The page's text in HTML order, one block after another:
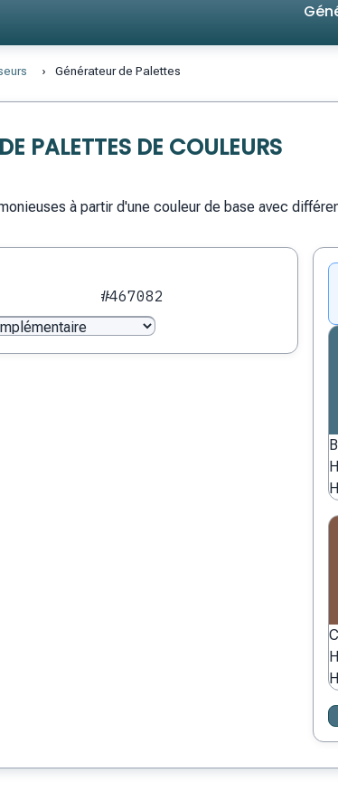
› Générateur de Palettes
PALETTES DE COULEURS
à partir d'une couleur de base avec
#467082